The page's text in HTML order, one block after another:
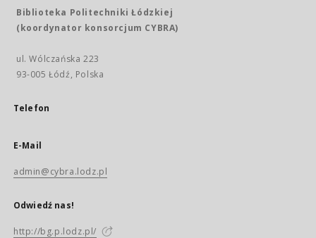
Biblioteka Politechniki Łódzkiej
(koordynator konsorcjum CYBRA)
ul. Wólczańska 223
93-005 Łódź, Polska
Telefon
E-Mail
admin@cybra.lodz.pl
Odwiedź nas!
http://bg.p.lodz.pl/